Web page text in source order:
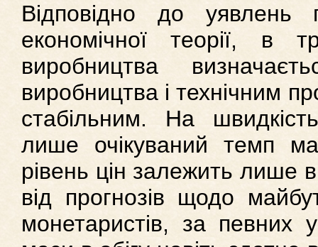
Відповідно до уявлень
економічної теорії, в
виробництва
виробництва і технічним
стабільним. На
лише очікуваний темп
рівень цін залежить лише
від прогнозів щодо
монетаристів, за певних